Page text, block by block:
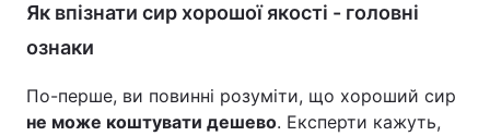
Відео з Youtube Статті
Архів Вакансії
Як впізнати сир хорошої якості - головні
ознаки
По-перше, ви повинні розуміти, що хороший сир
не може коштувати дешево. Експерти кажуть,